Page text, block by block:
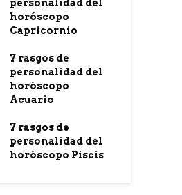
personalidad del
horóscopo
Capricornio
7 rasgos de
personalidad del
horóscopo
Acuario
7 rasgos de
personalidad del
horóscopo Piscis